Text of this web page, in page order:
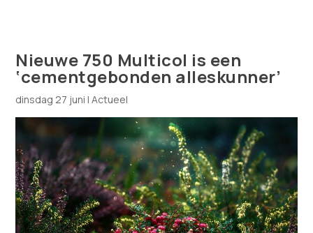
Nieuwe 750 Multicol is een
‘cementgebonden alleskunner’
dinsdag 27 juni |Actueel